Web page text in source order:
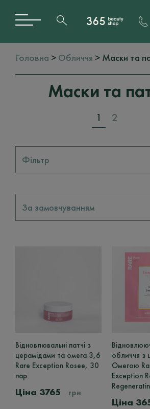
Головна > Обличчя > Маски та
Маски та
1 2
Фільтр
RARE PARIS 8
Фільтр поки ще не має термів
Фільтр поки ще не має термів
Ціна
За замовчуванням
Відновлювальні патчі з
церамідами та омега 3,6
Rare Exception Rosee, 30
пар
3765 грн
обличчя з
Омегою
Exception